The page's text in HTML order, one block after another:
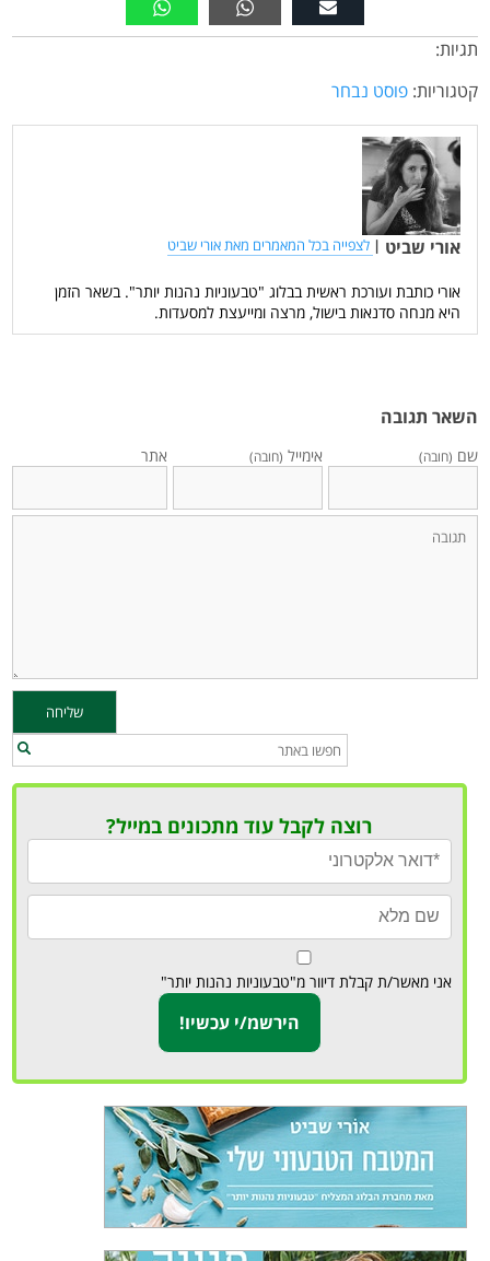
תגיות:
קטגוריות: פוסט נבחר
אורי שביט | לצפייה בכל המאמרים מאת אורי שביט
אורי כותבת ועורכת ראשית בבלוג "טבעוניות נהנות יותר". בשאר הזמן
היא מנחה סדנאות בישול, מרצה ומייעצת למסעדות.
השאר תגובה
שם (חובה) אימייל (חובה) אתר
רוצה לקבל עוד מתכונים במייל?
אני מאשר/ת קבלת דיוור מ"טבעוניות נהנות יותר"